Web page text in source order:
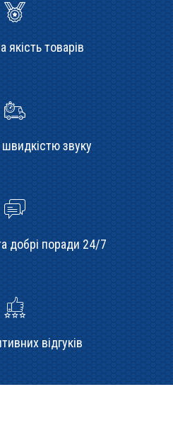
якість товарів
швидкістю звуку
добрі поради 24/7
відгуків